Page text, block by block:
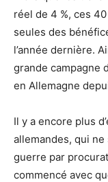
réel de 4 %, ces
seules des
l’année dernière.
grande campagne
en Allemagne
Il y a encore plus
allemandes, qui ne
guerre par
commencé avec